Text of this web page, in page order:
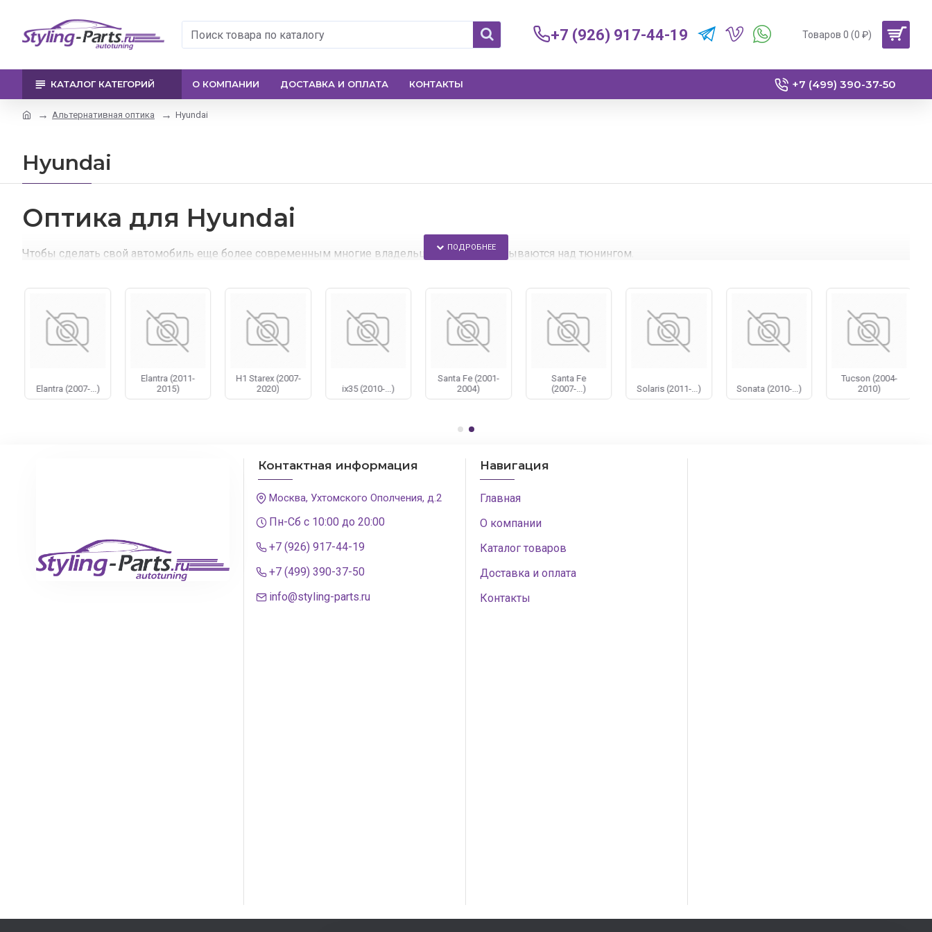
+7 (926) 917-44-19 Товаров 0 (0 ₽)
КАТАЛОГ КАТЕГОРИЙ О КОМПАНИИ ДОСТАВКА И ОПЛАТА КОНТАКТЫ +7 (499) 390-37-50
Альтернативная оптика Hyundai
Hyundai
Оптика для Hyundai
Чтобы сделать свой автомобиль еще более современным многие владельцы машин задумываются над тюнингом.
Нас выгодно отличает наличие широкого ассортимента автоакссуаров, выгодные цены, доставка по всей РФ.
Чтобы купить оптику для Хендай достаточно позвонить нам, либо оформить заказ прямо на сайте.
Elantra (2007-...)
Elantra (2011-
2015)
H1 Starex (2007-
2020)
ix35 (2010-...)
Santa Fe (2001-
2004)
Santa Fe
(2007-...)
Solaris (2011-...) Sonata (2010-...)
Tucson (2004-
2010)
Контактная информация
Москва, Ухтомского Ополчения, д.2
Пн-Сб с 10:00 до 20:00
+7 (926) 917-44-19
+7 (499) 390-37-50
info@styling-parts.ru
Навигация
Главная
О компании
Каталог товаров
Доставка и оплата
Контакты